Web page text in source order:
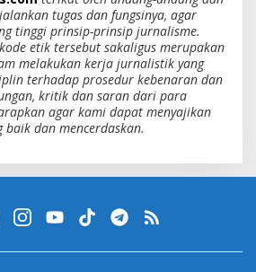
tugas dan fungsinya, agar
tinggi prinsip-prinsip jurnalisme.
etik tersebut sakaligus merupakan
melakukan kerja jurnalistik yang
terhadap prosedur kebenaran dan
kritik dan saran dari para
agar kami dapat menyajikan
dan mencerdaskan.